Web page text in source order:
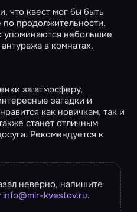
что квест мог бы быть
продолжительности.
упоминаются небольшие
в комнатах.
за атмосферу,
загадки и
как новичкам, так и
станет отличным
Рекомендуется к
неверно, напишите
info@mir-kvestov.ru.